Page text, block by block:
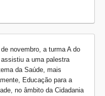
novembro, a turma A do
assistiu a uma palestra
da Saúde, mais
Educação para a
no âmbito da Cidadania